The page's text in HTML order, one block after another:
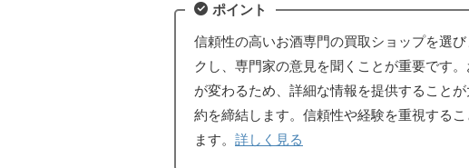
ポイント
信頼性の高いお酒専門の買取ショップを選
クし、専門家の意見を聞くことが重要です
が変わるため、詳細な情報を提供すること
約を締結します。信頼性や経験を重視する
ます。 詳しく見る